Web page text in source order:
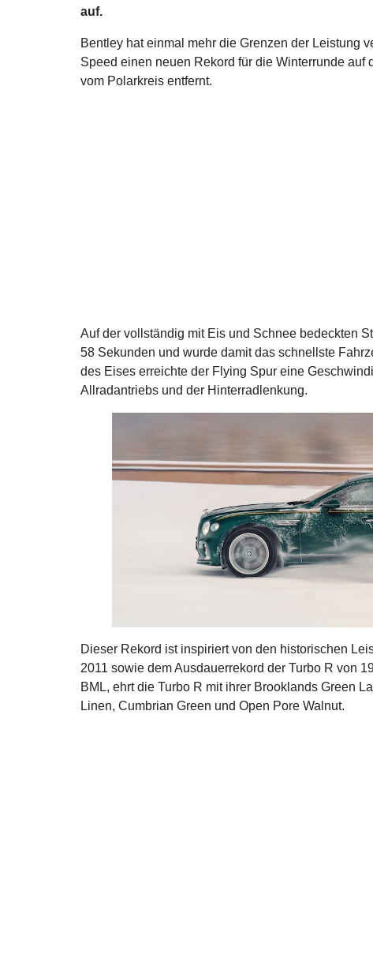
auf.
Bentley hat einmal mehr die Grenzen der Leistung
Speed einen neuen Rekord für die Winterrunde
vom Polarkreis entfernt.
Auf der vollständig mit Eis und Schnee bedeckten
58 Sekunden und wurde damit das schnellste
des Eises erreichte der Flying Spur eine
Allradantriebs und der Hinterradlenkung.
Dieser Rekord ist inspiriert von den historischen
2011 sowie dem Ausdauerrekord der Turbo R von
BML, ehrt die Turbo R mit ihrer Brooklands Green
Linen, Cumbrian Green und Open Pore Walnut.